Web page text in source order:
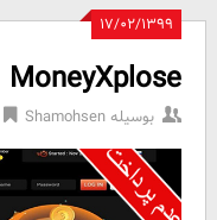
۱۷/۰۲/۱۳۹۹
MoneyXplose
بوسیلهShamohsen